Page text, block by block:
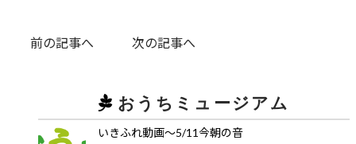
前の記事へ 次の記事へ
おうちミュージアム
いきふれ動画～5/11今朝の音